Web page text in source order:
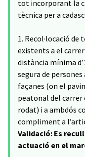
tot incorporant la
tècnica per a
1. Recol·locació
existents a el
distància mínima
segura de
façanes (on el
peatonal del
rodat) i a ambdós
compliment a
Validació: Es
actuació en el